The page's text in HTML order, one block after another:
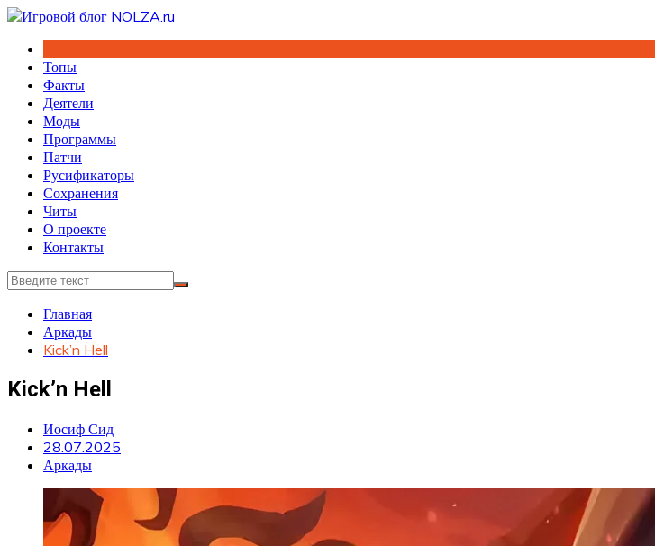
Перейти
содержимому
Топы
Факты
Деятели
Моды
Программы
Патчи
Русификаторы
Сохранения
Читы
О проекте
Контакты
Главная
Аркады
Kick’n Hell
Kick’n Hell
Иосиф Сид
28.07.2025
Аркады